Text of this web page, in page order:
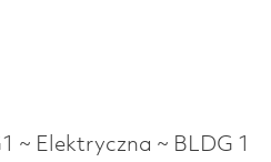
~ Elektryczna ~ BLDG 1